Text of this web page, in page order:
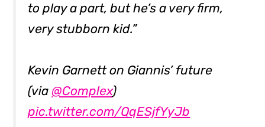
to play a part, but he’s a very firm,
very stubborn kid.”
Kevin Garnett on Giannis’ future
(via @Complex)
pic.twitter.com/QqESjfYyJb